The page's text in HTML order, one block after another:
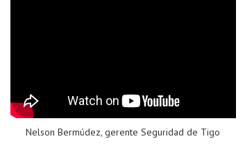
Nelson Bermúdez, gerente Seguridad de Tigo